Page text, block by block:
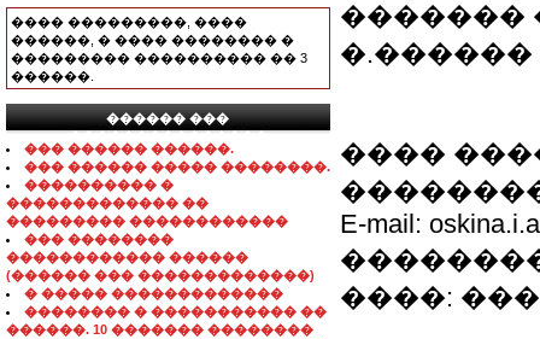
���� ���������, ����
������, � ���� �������� �
��������� ���������� �� 3
������.
������ ���
���������������
��� ������ ������.
��� ������ ����� ��������.
���������� �
������������� ��
��������� ������������
��� ��������
������������ ������
(������ ��� �������������)
� ����� �������������
�������� � ����������� ��
������. 10 ������� ��������
�������
�.������
����
E-mail:
����: